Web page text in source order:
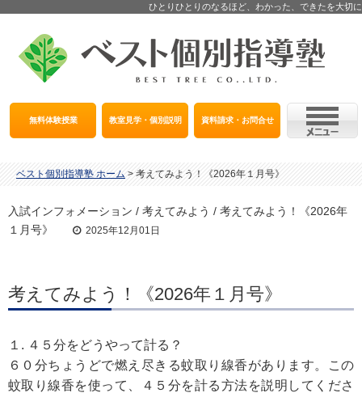
ひとりひとりのなるほど、わかった、できたを大切に
無料体験授業 教室見学・個別説明 資料請求・お問合せ
ベスト個別指導塾 ホーム > 考えてみよう！《2026年１月号》
入試インフォメーション / 考えてみよう / 考えてみよう！《2026年
１月号》
2025年12月01日
考えてみよう！《2026年１月号》
１. ４５分をどうやって計る？
６０分ちょうどで燃え尽きる蚊取り線香があります。この
蚊取り線香を使って、４５分を計る方法を説明してくださ